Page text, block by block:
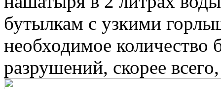
бутылкам с узкими
необходимое количество
разрушений, скорее